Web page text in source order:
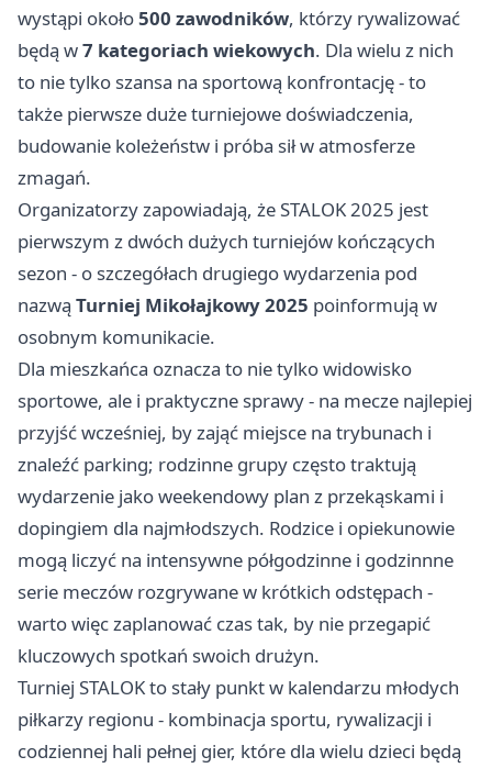
wystąpi około500 zawodników, którzy rywalizować
będą w7 kategoriach wiekowych. Dla wielu z nich
to nie tylko szansa na sportową konfrontację - to
także pierwsze duże turniejowe doświadczenia,
budowanie koleżeństw i próba sił w atmosferze
zmagań.
Organizatorzy zapowiadają, że STALOK 2025 jest
pierwszym z dwóch dużych turniejów kończących
sezon - o szczegółach drugiego wydarzenia pod
nazwą Turniej Mikołajkowy 2025 poinformują w
osobnym komunikacie.
Dla mieszkańca oznacza to nie tylko widowisko
sportowe, ale i praktyczne sprawy - na mecze najlepiej
przyjść wcześniej, by zająć miejsce na trybunach i
znaleźć parking; rodzinne grupy często traktują
wydarzenie jako weekendowy plan z przekąskami i
dopingiem dla najmłodszych. Rodzice i opiekunowie
mogą liczyć na intensywne półgodzinne i godzinnne
serie meczów rozgrywane w krótkich odstępach -
warto więc zaplanować czas tak, by nie przegapić
kluczowych spotkań swoich drużyn.
Turniej STALOK to stały punkt w kalendarzu młodych
piłkarzy regionu - kombinacja sportu, rywalizacji i
codziennej hali pełnej gier, które dla wielu dzieci będą